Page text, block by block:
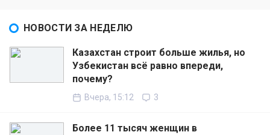
НОВОСТИ ЗА НЕДЕЛЮ
Казахстан строит больше жилья, но
Узбекистан всё равно впереди,
почему?
Вчера, 15:12 3
Более 11 тысяч женщин в